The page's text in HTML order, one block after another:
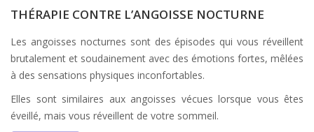
THÉRAPIE CONTRE L’ANGOISSE NOCTURNE
Les angoisses nocturnes sont des épisodes qui vous réveillent
brutalement et soudainement avec des émotions fortes, mêlées
à des sensations physiques inconfortables.
Elles sont similaires aux angoisses vécues lorsque vous êtes
éveillé, mais vous réveillent de votre sommeil.